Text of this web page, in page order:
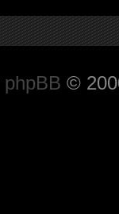
phpBB ©